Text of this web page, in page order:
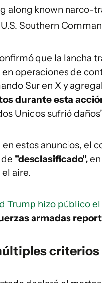
along known narco-
Southern
que la lancha
operaciones de
Sur en X y
durante esta
Unidos sufrió
estos anuncios, el
"desclasificado",
aire.
Trump hizo público
armadas